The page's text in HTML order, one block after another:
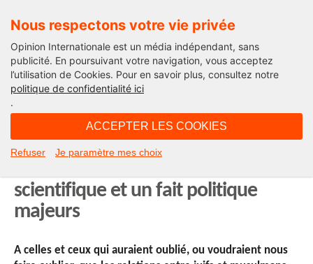
Nous respectons votre vie privée
Opinion Internationale est un média indépendant, sans
publicité. En poursuivant votre navigation, vous acceptez
l’utilisation de Cookies. Pour en savoir plus, consultez notre
politique de confidentialité ici
.
ACCEPTER LES COOKIES
Refuser Je paramètre mes choix
International
Histoire des relations entre juifs et
scientifique et un fait politique
majeurs
A celles et ceux qui auraient oublié, ou voudraient nous